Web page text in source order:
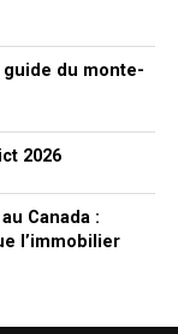
du monte-
2026
Canada :
l’immobilier